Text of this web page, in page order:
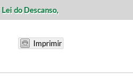
Lei do Descanso,